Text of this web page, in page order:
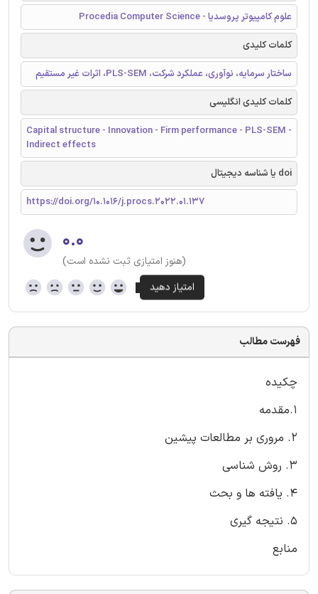
علوم کامپیوتر پروسدیا - Procedia Computer Science
کلمات کلیدی
ساختار سرمایه، نوآوری، عملکرد شرکت، PLS-SEM، اثرات غیر مستقیم
کلمات کلیدی انگلیسی
Capital structure - Innovation - Firm performance - PLS-SEM -
Indirect effects
doi یا شناسه دیجیتال
https://doi.org/10.1016/j.procs.2022.01.137
۰.۰
(هنوز امتیازی ثبت نشده است)
فهرست مطالب
چکیده
1.مقدمه
2. مروری بر مطالعات پیشین
3. روش شناسی
4. یافته ها و بحث
5. نتیجه گیری
منابع